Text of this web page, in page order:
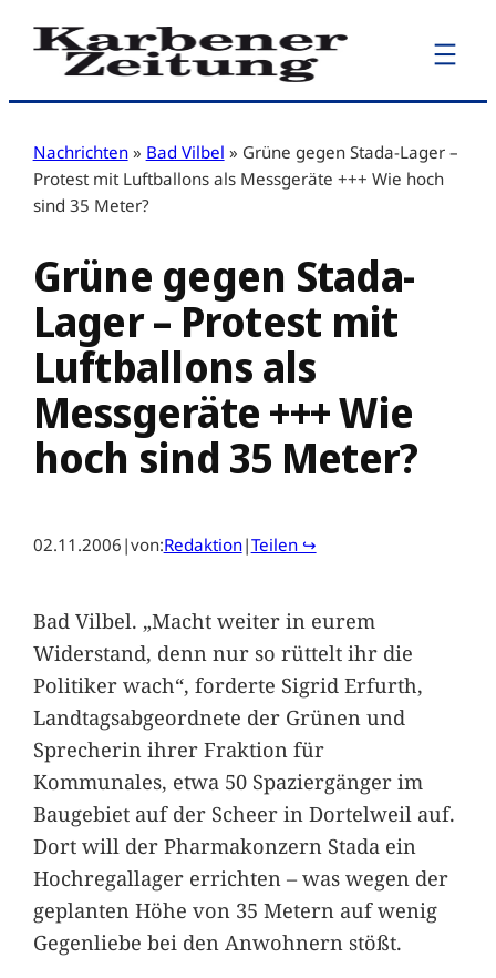
Zum
Inhalt
Nachrichten » Bad Vilbel » Grüne gegen Stada-Lager –
Protest mit Luftballons als Messgeräte +++ Wie hoch
sind 35 Meter?
Grüne gegen Stada-
Lager – Protest mit
Luftballons als
Messgeräte +++ Wie
hoch sind 35 Meter?
02.11.2006 |von:Redaktion|Teilen ↪
Bad Vilbel. „Macht weiter in eurem
Widerstand, denn nur so rüttelt ihr die
Politiker wach“, forderte Sigrid Erfurth,
Landtagsabgeordnete der Grünen und
Sprecherin ihrer Fraktion für
Kommunales, etwa 50 Spaziergänger im
Baugebiet auf der Scheer in Dortelweil auf.
Dort will der Pharmakonzern Stada ein
Hochregallager errichten – was wegen der
geplanten Höhe von 35 Metern auf wenig
Gegenliebe bei den Anwohnern stößt.